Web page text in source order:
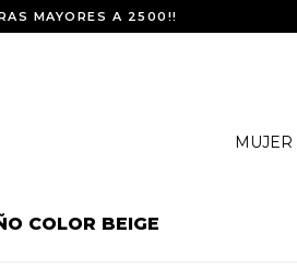
MUJER
MAYORES A 2500!!
COLOR BEIGE